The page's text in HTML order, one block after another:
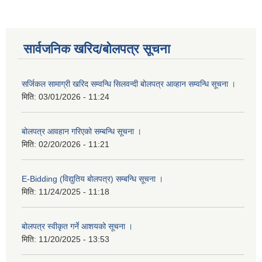
सार्वजनिक खरिद/बोलपत्र सूचना
सर्जिकल सामाग्री खरिद सम्वन्धि सिलवन्दी बोलपत्र आव्हान सम्वन्धि सूचना ।
मिति: 03/01/2026 - 11:24
बोलपत्र आवहान गरिएको सम्बन्धि सूचना ।
मिति: 02/20/2026 - 11:21
E-Bidding (विद्युतिय बोलपत्र) सम्बन्धि सूचना ।
मिति: 11/24/2025 - 11:18
बोलपत्र स्वीकृत गर्ने आशयको सूचना ।
मिति: 11/20/2025 - 13:53